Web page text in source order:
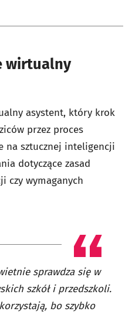
wirtualny
asystent, który krok
przez proces
na sztucznej inteligencji
dotyczące zasad
czy wymaganych
sprawdza się w
szkół i przedszkoli.
bo szybko